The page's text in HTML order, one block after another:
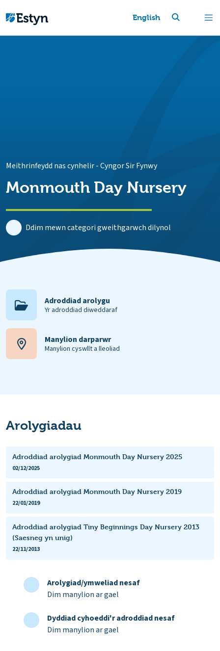
English
Meithrinfeydd nas cynhelir-Cyngor Sir Fynwy
Monmouth Day Nursery
Ddim mewn categori gweithgarwch dilynol
Adroddiad arolygu
Yr adroddiad diweddaraf
Manylion darparwr
Manylion cyswllt a lleoliad
Arolygiadau
Adroddiad arolygiad Monmouth Day Nursery 2025
02/12/2025
Adroddiad arolygiad Monmouth Day Nursery 2019
22/01/2019
Adroddiad arolygiad Tiny Beginnings Day Nursery 2013
(Saesneg yn unig)
22/11/2013
Arolygiad/ymweliad nesaf
Dim manylion ar gael
Dyddiad cyhoeddi'r adroddiad nesaf
Dim manylion ar gael